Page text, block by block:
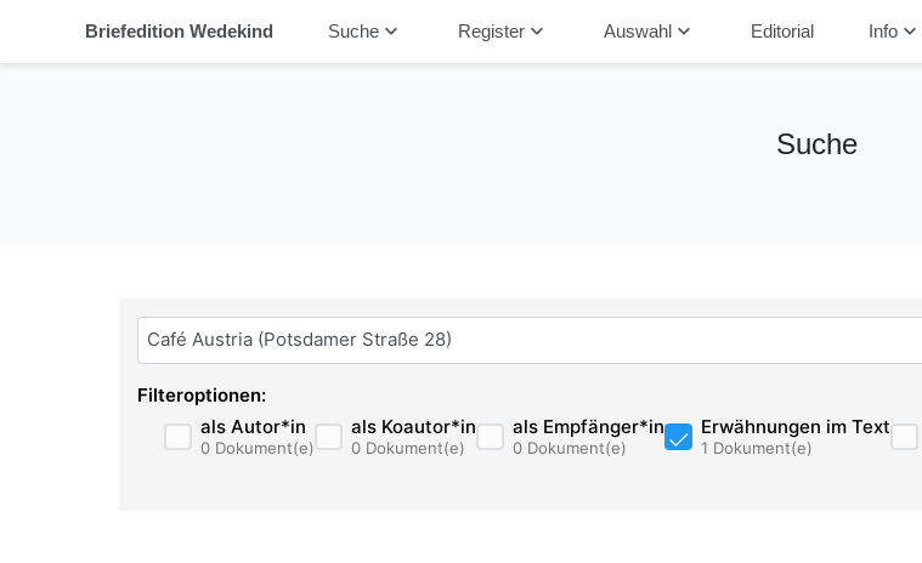
Briefedition Wedekind Suchekeyboard_arrow_down Registerkeyboard_arrow_down Auswahlkeyboard_arrow_down Editorial Infokeyboard_arrow_down
Suche
Bitte geben Sie hier ihren Suchbegriff ein:
Filteroptionen:
als Autor*in
0 Dokument(e)
als Koautor*in
0 Dokument(e)
als Empfänger*in
0 Dokument(e)
Erwähnungen im Text
1 Dokument(e)